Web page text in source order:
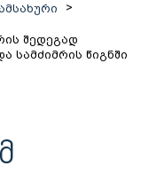
>
შედეგად
სამძიმრის წიგნში